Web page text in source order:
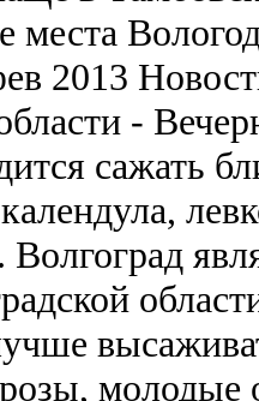
места
2013
-
сажать
молодые